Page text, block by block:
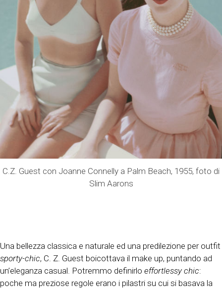
C.Z. Guest con Joanne Connelly a Palm Beach, 1955, foto di
Slim Aarons
Una bellezza classica e naturale ed una predilezione per outfit
sporty-chic, C. Z. Guest boicottava il make up, puntando ad
un’eleganza casual. Potremmo definirlo effortlessy chic:
poche ma preziose regole erano i pilastri su cui si basava la